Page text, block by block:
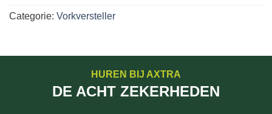
Categorie: Vorkversteller
HUREN BIJ AXTRA
DE ACHT ZEKERHEDEN